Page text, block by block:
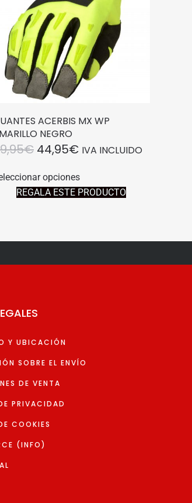
ACERBIS MX WP
NEGRO
€ EL
ORIGINAL
ERA:
44,95€EL
ACTUAL
ES:
IVA INCLUIDO
opcionesproducto
tiene
Las
de
REGALA ESTE PRODUCTO
Y UBICACIÓN
SOBRE EL ENVÍO
DE VENTA
PRIVACIDAD
COOKIES
(INFO)